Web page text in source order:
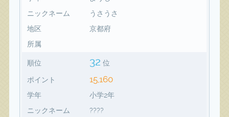
ニックネーム
うさうさ
地区
京都府
所属
順位 32 位
ポイント 15,160
学年
小学2年
ニックネーム
????